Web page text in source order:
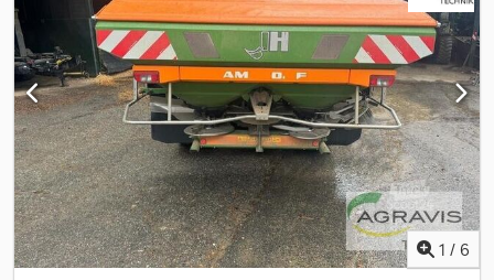
hydrauliquement 0090 Arbre de transmission 0100 Commande
via le terminal du tracteur 0110 Isobus Vous pouvez enchérir sur
cette machine en ligne. Le prix de départ est de 1900,00 EUR,
hors TVA. Inscrivez-vous gratuitement et participez aux enchères.
Pour accéder à la vente aux enchères, cliquez ici : ----- ----- Vente
aux enchères en ligne passionnante ! Commencez à enchérir dès
maintenant ! ab-auction
1 / 6